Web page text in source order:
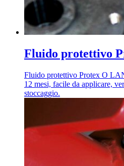
Fluido protettivo
Fluido protettivo Protex O
12 mesi, facile da applicare,
stoccaggio.